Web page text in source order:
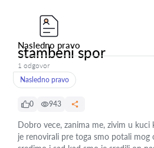
Nasledno pravo
stambeni spor
1 odgovor
Nasledno pravo
0 943
Dobro vece, zanima me, zivim u kuci
je renovirali pre toga smo potali mog